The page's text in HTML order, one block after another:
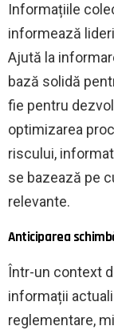
Informațiile
informează
Ajută la
bază solidă
fie pentru
optimizarea
riscului,
se bazează pe
relevante.
Anticiparea
Într-un context
informații
reglementare,